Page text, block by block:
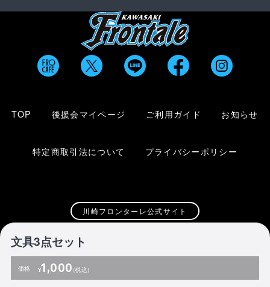
文具3点セット
価格 ¥1,000(税込)
TOP 後援会マイページ ご利用ガイド お知らせ
特定商取引法について プライバシーポリシー
川崎フロンターレ公式サイト
Copyright 1997-